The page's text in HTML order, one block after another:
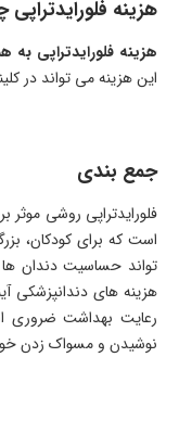
هزینه
هزینه فلورایدتراپی به همراه
این هزینه می تواند در
جمع بندی
فلورایدتراپی روشی
است که برای کودکان،
تواند حساسیت دندان
هزینه های دندانپزشکی
رعایت بهداشت ضروری
نوشیدن و مسواک زدن